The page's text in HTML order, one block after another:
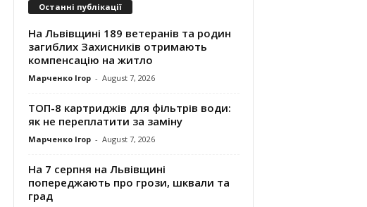
Останні публікації
На Львівщині 189 ветеранів та родин
загиблих Захисників отримають
компенсацію на житло
Марченко Ігор - August 7, 2026
ТОП-8 картриджів для фільтрів води:
як не переплатити за заміну
Марченко Ігор - August 7, 2026
На 7 серпня на Львівщині
попереджають про грози, шквали та
град